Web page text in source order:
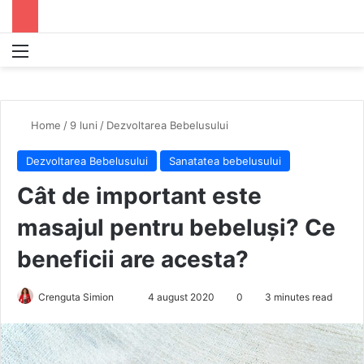
Home / 9 luni / Dezvoltarea Bebelusului
Dezvoltarea Bebelusului Sanatatea bebelusului
Cât de important este
masajul pentru bebeluși? Ce
beneficii are acesta?
Crenguta Simion
n
d
4 august 2020 0 3 minutes read